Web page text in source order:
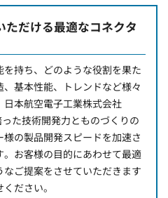
ただける最適なコネクタ
持ち、どのような役割を果た
基本性能、トレンドなど様々
本航空電子工業株式会社
った技術開発力とものづくりの
の製品開発スピードを加速さ
お客様の目的にあわせて最適
ご提案をさせていただきます
ださい。